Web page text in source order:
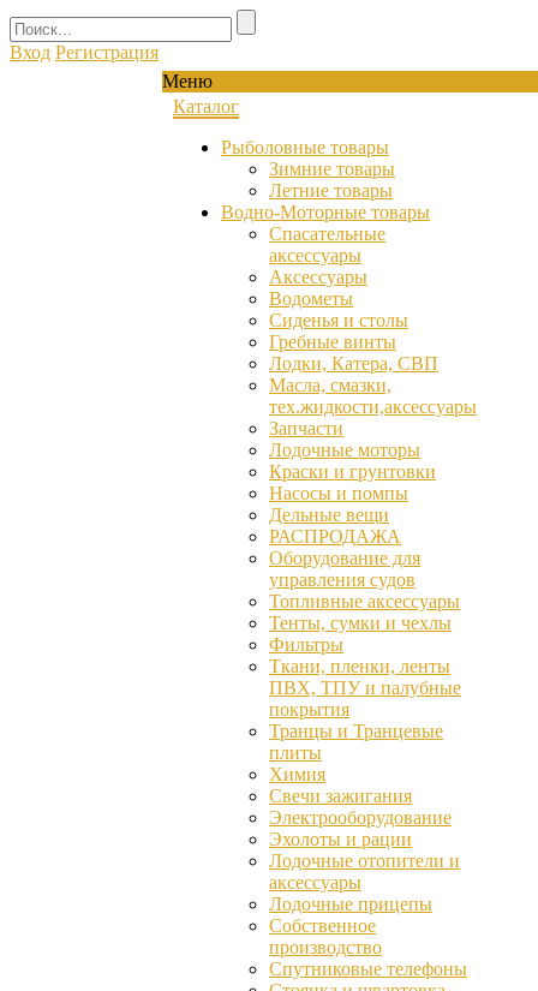
Вход Регистрация
Меню
Каталог
Рыболовные товары
Зимние товары
Летние товары
Водно-Моторные товары
Спасательные
аксессуары
Аксессуары
Водометы
Сиденья и столы
Гребные винты
Лодки, Катера, СВП
Масла, смазки,
тех.жидкости,аксессуары
Запчасти
Лодочные моторы
Краски и грунтовки
Насосы и помпы
Дельные вещи
РАСПРОДАЖА
Оборудование для
управления судов
Топливные аксессуары
Тенты, сумки и чехлы
Фильтры
Ткани, пленки, ленты
ПВХ, ТПУ и палубные
покрытия
Транцы и Транцевые
плиты
Химия
Свечи зажигания
Электрооборудование
Эхолоты и рации
Лодочные отопители и
аксессуары
Лодочные прицепы
Собственное
производство
Спутниковые телефоны